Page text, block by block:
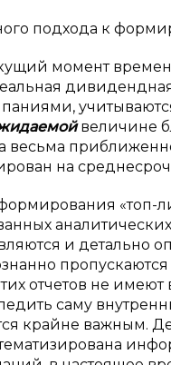
подхода к
момент
величине
весьма
на
«топ-
и детально
отчетов не
саму
крайне важным.